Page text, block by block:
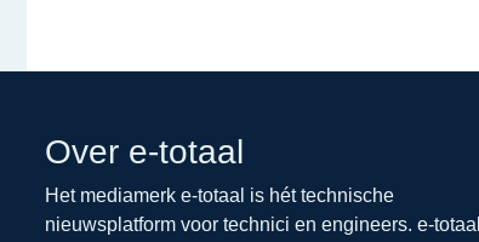
Over e-totaal
Het mediamerk e-totaal is hét technische
nieuwsplatform voor technici en engineers. e-totaal